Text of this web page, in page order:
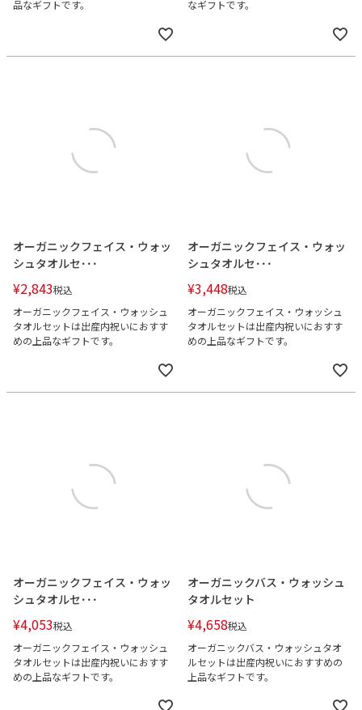
品なギフトです。 なギフトです。
オーガニックフェイス・ウォッ
シュタオルセ･･･
¥2,843税込
オーガニックフェイス・ウォッシュ
タオルセットは出産内祝いにおすす
めの上品なギフトです。
オーガニックフェイス・ウォッ
シュタオルセ･･･
¥3,448税込
オーガニックフェイス・ウォッシュ
タオルセットは出産内祝いにおすす
めの上品なギフトです。
オーガニックフェイス・ウォッ
シュタオルセ･･･
¥4,053税込
オーガニックフェイス・ウォッシュ
タオルセットは出産内祝いにおすす
めの上品なギフトです。
オーガニックバス・ウォッシュ
タオルセット
¥4,658税込
オーガニックバス・ウォッシュタオ
ルセットは出産内祝いにおすすめの
上品なギフトです。